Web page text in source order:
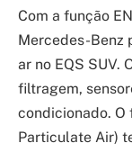
Com a função
Mercedes-Benz
ar no EQS SUV.
filtragem,
condicionado. O
Particulate Air)